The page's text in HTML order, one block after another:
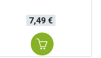
Precio
7,49 €